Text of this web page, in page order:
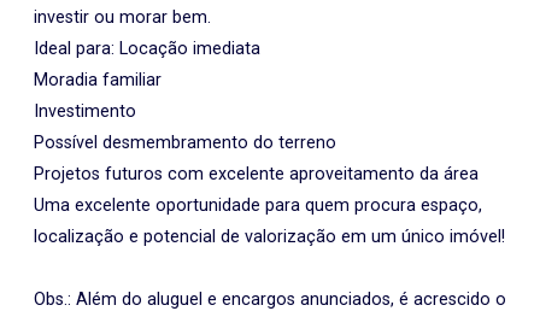
investir ou morar bem.
Ideal para: Locação imediata
Moradia familiar
Investimento
Possível desmembramento do terreno
Projetos futuros com excelente aproveitamento da área
Uma excelente oportunidade para quem procura espaço,
localização e potencial de valorização em um único imóvel!
Obs.: Além do aluguel e encargos anunciados, é acrescido o